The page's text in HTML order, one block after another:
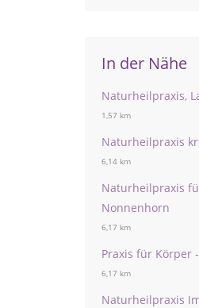
In der Nähe
Naturheilpraxis,
1,57 km
Naturheilpraxis
6,14 km
Naturheilpraxis
Nonnenhorn
6,17 km
Praxis für Körper
6,17 km
Naturheilpraxis